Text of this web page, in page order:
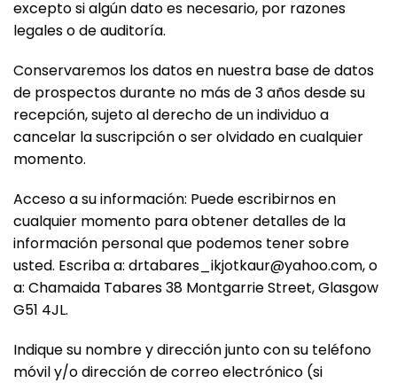
excepto si algún dato es necesario, por razones
legales o de auditoría.
Conservaremos los datos en nuestra base de datos
de prospectos durante no más de 3 años desde su
recepción, sujeto al derecho de un individuo a
cancelar la suscripción o ser olvidado en cualquier
momento.
Acceso a su información: Puede escribirnos en
cualquier momento para obtener detalles de la
información personal que podemos tener sobre
usted. Escriba a: drtabares_ikjotkaur@yahoo.com, o
a: Chamaida Tabares 38 Montgarrie Street, Glasgow
G51 4JL.
Indique su nombre y dirección junto con su teléfono
móvil y/o dirección de correo electrónico (si